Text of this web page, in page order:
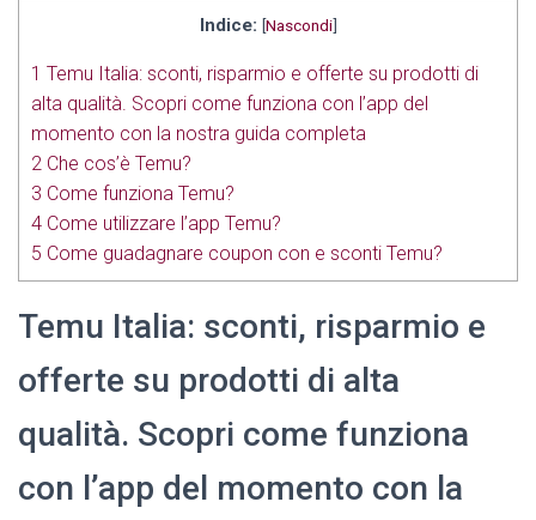
Indice: [Nascondi]
1 Temu Italia: sconti, risparmio e offerte su prodotti di
alta qualità. Scopri come funziona con l’app del
momento con la nostra guida completa
2 Che cos’è Temu?
3 Come funziona Temu?
4 Come utilizzare l’app Temu?
5 Come guadagnare coupon con e sconti Temu?
Temu Italia: sconti, risparmio e
offerte su prodotti di alta
qualità. Scopri come funziona
con l’app del momento con la